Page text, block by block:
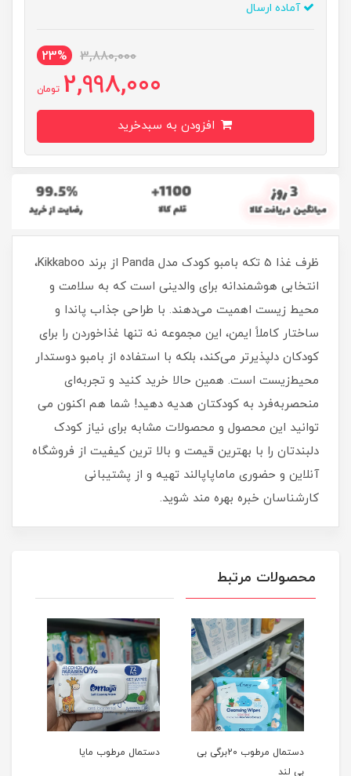
آماده ارسال
3,880,000
23%
2,998,000 تومان
ظرف غذا 5 تکه بامبو کودک مدل Panda از برند Kikkaboo،
انتخابی هوشمندانه برای والدینی است که به سلامت و
محیط زیست اهمیت می‌دهند. با طراحی جذاب پاندا و
ساختار کاملاً ایمن، این مجموعه نه تنها غذاخوردن را برای
کودکان دلپذیرتر می‌کند، بلکه با استفاده از بامبو دوستدار
محیط‌زیست است. همین حالا خرید کنید و تجربه‌ای
منحصربه‌فرد به کودکتان هدیه دهید! شما هم اکنون می
توانید این محصول و محصولات مشابه برای نیاز کودک
دلبندتان را با بهترین قیمت و بالا ترین کیفیت از فروشگاه
آنلاین و حضوری ماماپاپالند تهیه و از پشتیبانی
کارشناسان خبره بهره مند شوید.
محصولات مرتبط
دستمال مرطوب 20برگی بی
بی لند
دستمال مرطوب مایا